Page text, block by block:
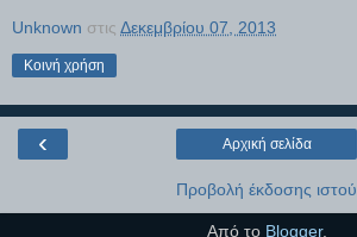
Unknown στις Δεκεμβρίου 07, 2013
Κοινή χρήση
‹ Αρχική σελίδα
Προβολή έκδοσης ιστού
Από το Blogger.